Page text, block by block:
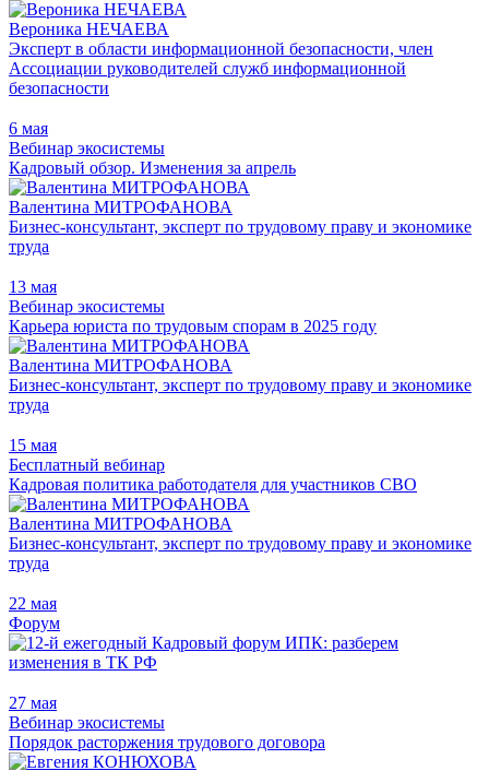
Вероника НЕЧАЕВА
Эксперт в области информационной безопасности, член
Ассоциации руководителей служб информационной
безопасности
6 мая
Вебинар экосистемы
Кадровый обзор. Изменения за апрель
Валентина МИТРОФАНОВА
Бизнес-консультант, эксперт по трудовому праву и экономике
труда
13 мая
Вебинар экосистемы
Карьера юриста по трудовым спорам в 2025 году
Валентина МИТРОФАНОВА
Бизнес-консультант, эксперт по трудовому праву и экономике
труда
15 мая
Бесплатный вебинар
Кадровая политика работодателя для участников СВО
Валентина МИТРОФАНОВА
Бизнес-консультант, эксперт по трудовому праву и экономике
труда
22 мая
Форум
27 мая
Вебинар экосистемы
Порядок расторжения трудового договора